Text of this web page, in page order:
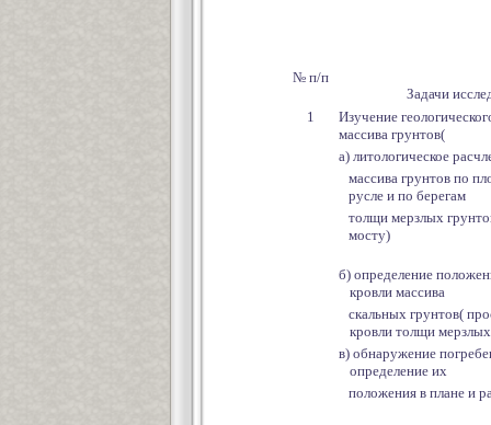
№ п/п
Задачи
1
Изучение
массива грунтов(
а) литологическое
массива грунтов по
русле и по берегам
толщи мерзлых
мосту)
б) определение
кровли массива
скальных грунтов(
кровли толщи
в) обнаружение
определение их
положения в плане и